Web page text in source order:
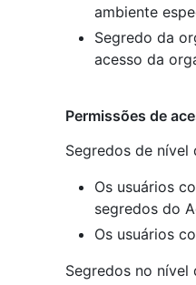
ambiente
Segredo da
acesso da
Permissões de
Segredos de
Os usuários
segredos do
Os usuários
Segredos no nível